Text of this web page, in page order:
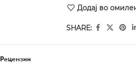
Додај во
SHARE:
Рецензии